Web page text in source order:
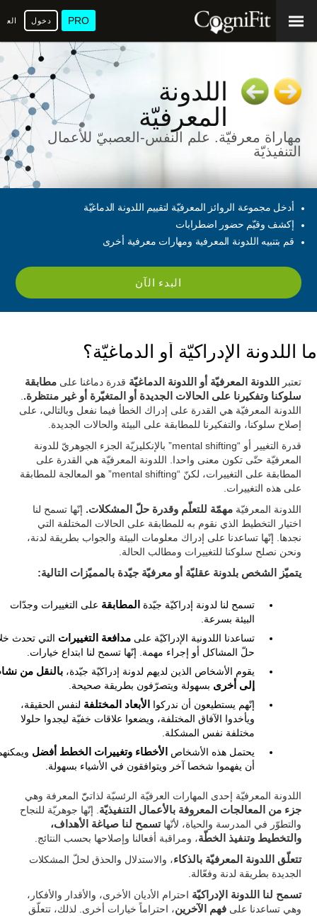
PRO دخول
اللدونة
المعرفيّة
مهاراة معرفيّة. علم النفس-العصبيّ للأعمال
التنفيذيّة
أدخل مجموعة الروائز المعرفيّة لتقييم اللدونة الدماغيّة
إكشف وقيّم حضور اضطرابات
قم بتنبيه اللدونة المعرفية ومهارات معرفية أخرى
البدء الآن
ما اللدونة الإدراكيّة أو الدماغيّة؟
تعتبر اللدونة المعرفيّة أو اللدونة الدماغيّة قدرة دماغنا علىمطابقة
سلوكنا وتفكيرنا على الحالات الجديدة أو المتغيّرة أو غير منتظرة.
اللدونة المعرفيّة هي القدرة على إدراك الخطأ فيما نفعل وبالتالي، على
إصلاح سلوكنا، والتفكيرنا للمطابقة على البيئة والحالات الجديدة.
قدرة التغيير أو “mental shifting” بالإنكليزيّة الجزء الجوهريّ للدونة
المعرفيّة حتّى تكون معنى واحدا. اللدونة المعرفيّة هي القدرة على
المطابقة على التغييرات، لكنّ “mental shifting” هو المعالجة للمطابقة
على هذه التغييرات.
اللدونة المعرفيّةمهمّة للتعلّم وقدرة حلّ المشكلات. إنّها تسمح لنا
اختيار التخطيط الذي نقوم به للمطابقة على الحالات المختلفة التي
نجدها. إنّها تساعدنا على إدراك معلومات البيئة والجواب بطريقة لدنة،
ونحن نصلح سلوكنا للتغييرات ومطالب الحالة.
يتميّز الشخص بلدونة عقليّة أو معرفيّة جيّدة بالمميّزات التالية:
تسمح لنا لدونة إدراكيّة جيّدة المطابقة على التغييرات وجدّات
البيئة بسرعة.
تساعدنا اللدونية الإدراكيّة على مدافعة التغييرات التي تحدث
حلّ المشاكل أو إجراء مهمة. إنّها تسمح لنا ابتداع خيارات.
يقوم الأشخاص الذين لديهم لدونة إدراكيّة جيّدة، بالنقل من
إلى أخرى بسهولة ويتصرّفون بطريقة صحيحة.
إنّهم يستطيعون أن ندركوا
الأبعاد المختلفة لنفس الحقيقة،
ويأخدوا الآفاق المختلفة، ويضعوا علاقات خفيّة ليجدوا حلولا
مختلفة نفس المشكلة.
يحتمل هذه الأشخاص
الأخطاء وتغييرات الخطط أفضل
أن يفهموا شخصا آخر ويتوافقون في الأشياء بسهولة.
اللدونة المعرفيّة إحدى المهارات العرفيّة الرئسيّة لذاتيّّ المعرفة وهي
جزء من المعالجات المعروفة بالأعمال التنفيذيّة . إنّها جوهريّة للنجاح
والتطوّر في المدرسة والحياة، لأنّهاتسمح لنا صياغة الأهداف،
والتخطيط وتنفيذ الخطّة، ومراقبة أفعالنا وإصلاحها بحسب النتائج.
تتعلّق اللدونة المعرفيّة بالذكاء، والاستدلال والحذق لحلّ المشكلات
الجديدة بطريقة لدنة وفعّالة.
تسمح لنا اللدونة الإدراكيّة احترام الأديان الأخرى، والأقدار والأفكار،
وهي تساعدنا علىفهم الآخرين، احتراماً خيارات أخرى. لذلك، تتعلّق